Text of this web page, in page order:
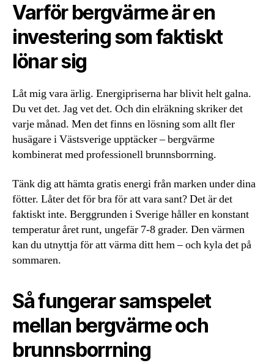
Varför bergvärme är en
investering som faktiskt
lönar sig
Låt mig vara ärlig. Energipriserna har blivit helt galna.
Du vet det. Jag vet det. Och din elräkning skriker det
varje månad. Men det finns en lösning som allt fler
husägare i Västsverige upptäcker – bergvärme
kombinerat med professionell brunnsborrning.
Tänk dig att hämta gratis energi från marken under dina
fötter. Låter det för bra för att vara sant? Det är det
faktiskt inte. Berggrunden i Sverige håller en konstant
temperatur året runt, ungefär 7-8 grader. Den värmen
kan du utnyttja för att värma ditt hem – och kyla det på
sommaren.
Så fungerar samspelet
mellan bergvärme och
brunnsborrning